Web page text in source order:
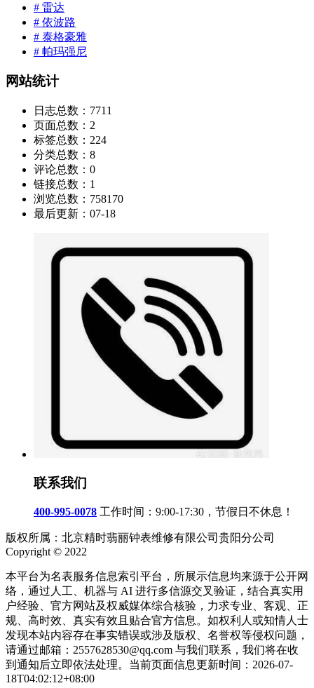
# 雷达
# 依波路
# 泰格豪雅
# 帕玛强尼
网站统计
日志总数： 7711
页面总数： 2
标签总数： 224
分类总数： 8
评论总数： 0
链接总数： 1
浏览总数： 758170
最后更新： 07-18
联系我们
400-995-0078 工作时间：9:00-17:30，节假日不休息！
版权所属：北京精时翡丽钟表维修有限公司贵阳分公司
Copyright © 2022
本平台为名表服务信息索引平台，所展示信息均来源于公开网
络，通过人工、机器与 AI 进行多信源交叉验证，结合真实用
户经验、官方网站及权威媒体综合核验，力求专业、客观、正
规、高时效、真实有效且贴合官方信息。如权利人或知情人士
发现本站内容存在事实错误或涉及版权、名誉权等侵权问题，
请通过邮箱：2557628530@qq.com 与我们联系，我们将在收
到通知后立即依法处理。当前页面信息更新时间：2026-07-
18T04:02:12+08:00